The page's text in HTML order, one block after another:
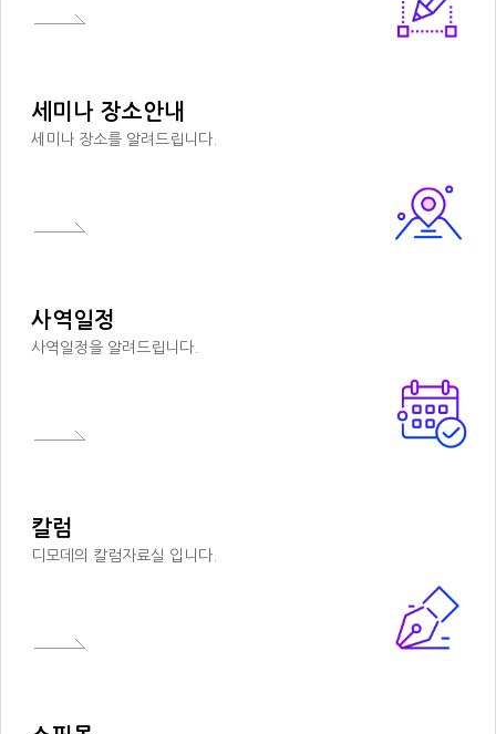
세미나 장소안내
세미나 장소를 알려드립니다.
사역일정
사역일정을 알려드립니다.
칼럼
디모데의 칼럼자료실 입니다.